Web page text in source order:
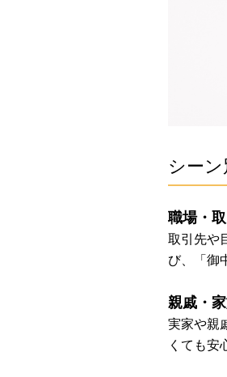
シー
職場・
取引先や
び、「御
親戚・
実家や親
くても安